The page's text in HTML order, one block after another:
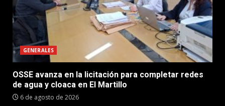
GENERALES
OSSE avanza en la licitación para completar redes
de agua y cloaca en El Martillo
6 de agosto de 2026